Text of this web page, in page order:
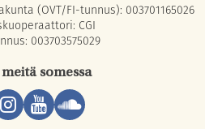
(OVT/FI-tunnus): 003701165026
CGI
003703575029
somessa